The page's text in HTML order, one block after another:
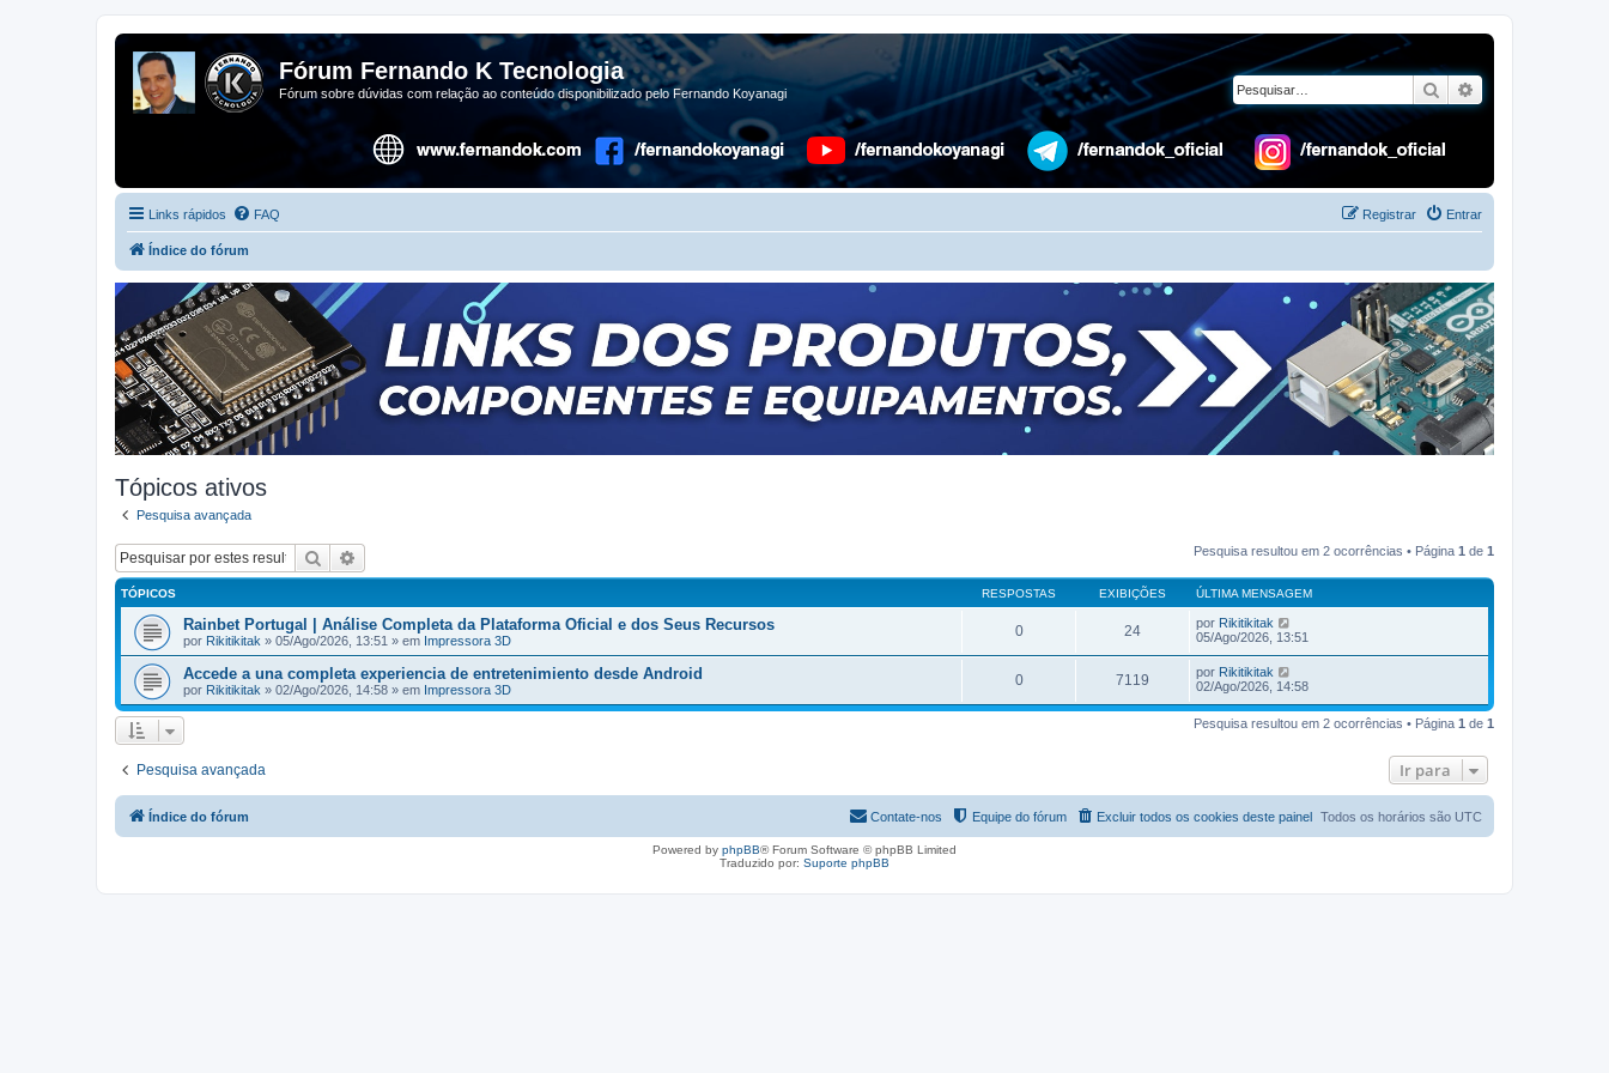
Fórum Fernando K Tecnologia
Fórum sobre dúvidas com relação ao conteúdo disponibilizado pelo Fernando Koyanagi Pesquisar
Links rápidos FAQ Entrar
Registrar
Índice do fórum
Tópicos ativos
Pesquisa avançada
Pesquisar Pesquisa resultou em 2 ocorrências • Página 1 de 1
TÓPICOS RESPOSTAS EXIBIÇÕES ÚLTIMA MENSAGEM
Rainbet Portugal | Análise Completa da Plataforma Oficial e dos Seus Recursos
por Rikitikitak » 05/Ago/2026, 13:51 » em Impressora 3D
0 24 por Rikitikitak
05/Ago/2026, 13:51
Accede a una completa experiencia de entretenimiento desde Android
por Rikitikitak » 02/Ago/2026, 14:58 » em Impressora 3D
0 7119 por Rikitikitak
02/Ago/2026, 14:58
Pesquisa resultou em 2 ocorrências • Página 1 de 1
Pesquisa avançada Ir para
Índice do fórum Todos os horários são UTC
Excluir todos os cookies deste painel
Equipe do fórum
Contate-nos
Powered by phpBB® Forum Software © phpBB Limited
Traduzido por: Suporte phpBB